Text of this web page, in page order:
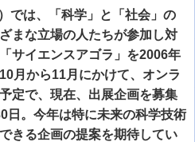
では、「科学」と「社会」の
まな立場の人たちが参加し対
サイエンスアゴラ」を2006年
月から11月にかけて、オンラ
定で、現在、出展企画を募集
日。今年は特に未来の科学技術
きる企画の提案を期待してい